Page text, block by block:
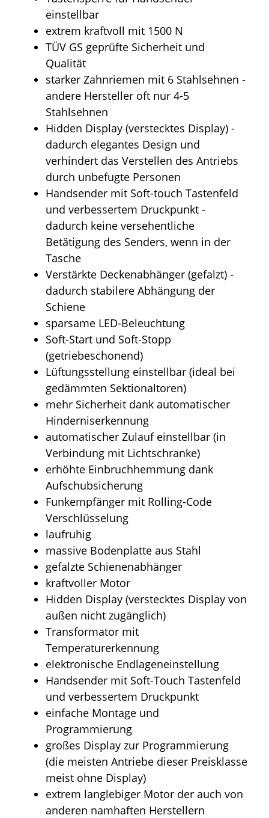
einstellbar
extrem kraftvoll mit 1500 N
TÜV GS geprüfte Sicherheit und
Qualität
starker Zahnriemen mit 6 Stahlsehnen -
andere Hersteller oft nur 4-5
Stahlsehnen
Hidden Display (verstecktes Display) -
dadurch elegantes Design und
verhindert das Verstellen des Antriebs
durch unbefugte Personen
Handsender mit Soft-touch Tastenfeld
und verbessertem Druckpunkt -
dadurch keine versehentliche
Betätigung des Senders, wenn in der
Tasche
Verstärkte Deckenabhänger (gefalzt) -
dadurch stabilere Abhängung der
Schiene
sparsame LED-Beleuchtung
Soft-Start und Soft-Stopp
(getriebeschonend)
Lüftungsstellung einstellbar (ideal bei
gedämmten Sektionaltoren)
mehr Sicherheit dank automatischer
Hinderniserkennung
automatischer Zulauf einstellbar (in
Verbindung mit Lichtschranke)
erhöhte Einbruchhemmung dank
Aufschubsicherung
Funkempfänger mit Rolling-Code
Verschlüsselung
laufruhig
massive Bodenplatte aus Stahl
gefalzte Schienenabhänger
kraftvoller Motor
Hidden Display (verstecktes Display von
außen nicht zugänglich)
Transformator mit
Temperaturerkennung
elektronische Endlageneinstellung
Handsender mit Soft-Touch Tastenfeld
und verbessertem Druckpunkt
einfache Montage und
Programmierung
großes Display zur Programmierung
(die meisten Antriebe dieser Preisklasse
meist ohne Display)
extrem langlebiger Motor der auch von
anderen namhaften Herstellern